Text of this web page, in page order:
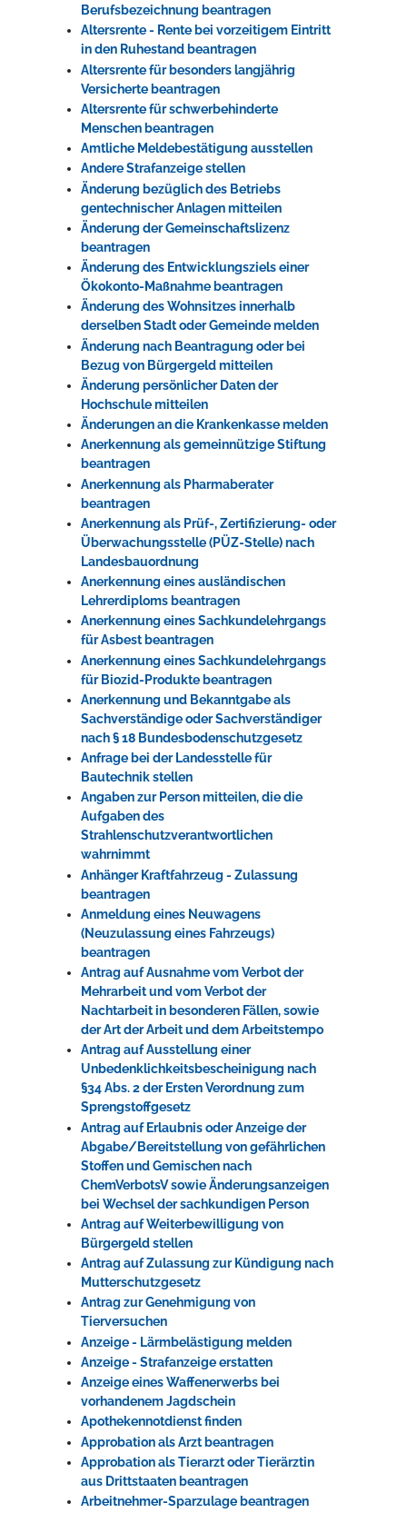
Berufsbezeichnung beantragen
Altersrente - Rente bei vorzeitigem Eintritt
in den Ruhestand beantragen
Altersrente für besonders langjährig
Versicherte beantragen
Altersrente für schwerbehinderte
Menschen beantragen
Amtliche Meldebestätigung ausstellen
Andere Strafanzeige stellen
Änderung bezüglich des Betriebs
gentechnischer Anlagen mitteilen
Änderung der Gemeinschaftslizenz
beantragen
Änderung des Entwicklungsziels einer
Ökokonto-Maßnahme beantragen
Änderung des Wohnsitzes innerhalb
derselben Stadt oder Gemeinde melden
Änderung nach Beantragung oder bei
Bezug von Bürgergeld mitteilen
Änderung persönlicher Daten der
Hochschule mitteilen
Änderungen an die Krankenkasse melden
Anerkennung als gemeinnützige Stiftung
beantragen
Anerkennung als Pharmaberater
beantragen
Anerkennung als Prüf-, Zertifizierung- oder
Überwachungsstelle (PÜZ-Stelle) nach
Landesbauordnung
Anerkennung eines ausländischen
Lehrerdiploms beantragen
Anerkennung eines Sachkundelehrgangs
für Asbest beantragen
Anerkennung eines Sachkundelehrgangs
für Biozid-Produkte beantragen
Anerkennung und Bekanntgabe als
Sachverständige oder Sachverständiger
nach § 18 Bundesbodenschutzgesetz
Anfrage bei der Landesstelle für
Bautechnik stellen
Angaben zur Person mitteilen, die die
Aufgaben des
Strahlenschutzverantwortlichen
wahrnimmt
Anhänger Kraftfahrzeug - Zulassung
beantragen
Anmeldung eines Neuwagens
(Neuzulassung eines Fahrzeugs)
beantragen
Antrag auf Ausnahme vom Verbot der
Mehrarbeit und vom Verbot der
Nachtarbeit in besonderen Fällen, sowie
der Art der Arbeit und dem Arbeitstempo
Antrag auf Ausstellung einer
Unbedenklichkeitsbescheinigung nach
§34 Abs. 2 der Ersten Verordnung zum
Sprengstoffgesetz
Antrag auf Erlaubnis oder Anzeige der
Abgabe/Bereitstellung von gefährlichen
Stoffen und Gemischen nach
ChemVerbotsV sowie Änderungsanzeigen
bei Wechsel der sachkundigen Person
Antrag auf Weiterbewilligung von
Bürgergeld stellen
Antrag auf Zulassung zur Kündigung nach
Mutterschutzgesetz
Antrag zur Genehmigung von
Tierversuchen
Anzeige - Lärmbelästigung melden
Anzeige - Strafanzeige erstatten
Anzeige eines Waffenerwerbs bei
vorhandenem Jagdschein
Apothekennotdienst finden
Approbation als Arzt beantragen
Approbation als Tierarzt oder Tierärztin
aus Drittstaaten beantragen
Arbeitnehmer-Sparzulage beantragen